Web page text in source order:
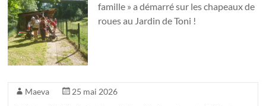
famille » a démarré sur les chapeaux de
roues au Jardin de Toni !
Maeva
25 mai 2026